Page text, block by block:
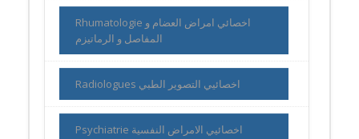
Rhumatologie اخصائي امراض العضام و
المفاصل و الرماتيزم
Radiologues اخصائيي التصوير الطبي
Psychiatrie اخصائيي الامراض النفسية